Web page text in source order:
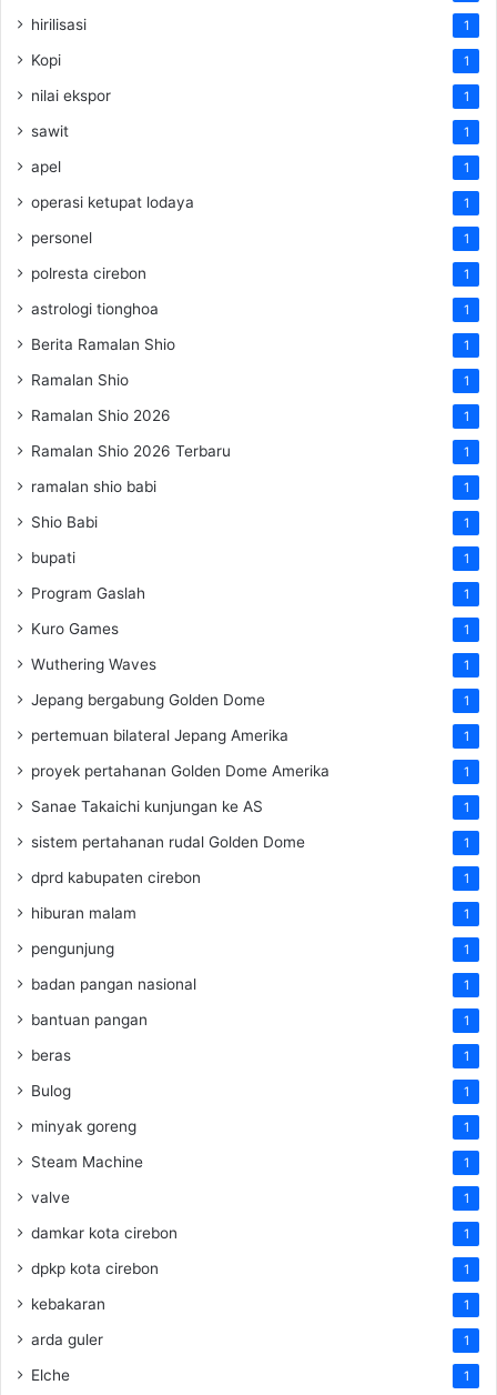
hirilisasi 1
Kopi 1
nilai ekspor 1
sawit 1
apel 1
operasi ketupat lodaya 1
personel 1
polresta cirebon 1
astrologi tionghoa 1
Berita Ramalan Shio 1
Ramalan Shio 1
Ramalan Shio 2026 1
Ramalan Shio 2026 Terbaru 1
ramalan shio babi 1
Shio Babi 1
bupati 1
Program Gaslah 1
Kuro Games 1
Wuthering Waves 1
Jepang bergabung Golden Dome 1
pertemuan bilateral Jepang Amerika 1
proyek pertahanan Golden Dome Amerika 1
Sanae Takaichi kunjungan ke AS 1
sistem pertahanan rudal Golden Dome 1
dprd kabupaten cirebon 1
hiburan malam 1
pengunjung 1
badan pangan nasional 1
bantuan pangan 1
beras 1
Bulog 1
minyak goreng 1
Steam Machine 1
valve 1
damkar kota cirebon 1
dpkp kota cirebon 1
kebakaran 1
arda guler 1
Elche 1